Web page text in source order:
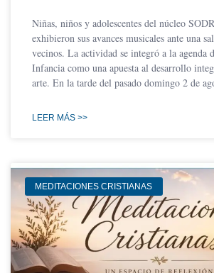
Niñas, niños y adolescentes del núcleo
exhibieron sus avances musicales ante una
vecinos. La actividad se integró a la agenda
Infancia como una apuesta al desarrollo
arte. En la tarde del pasado domingo 2 de
LEER MÁS >>
MEDITACIONES CRISTIANAS